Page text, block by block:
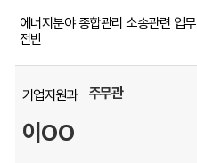
에너지분야 종합관리소송관련 업무
전반
기업지원과 주무관
이OO